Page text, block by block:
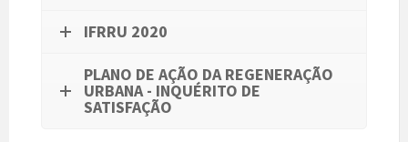
IFRRU 2020
PLANO DE AÇÃO DA REGENERAÇÃO
URBANA - INQUÉRITO DE
SATISFAÇÃO